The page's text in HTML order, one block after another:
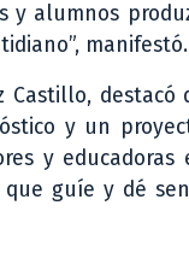
y alumnos
manifestó.
Castillo, destacó
y un
y educadoras
guíe y dé